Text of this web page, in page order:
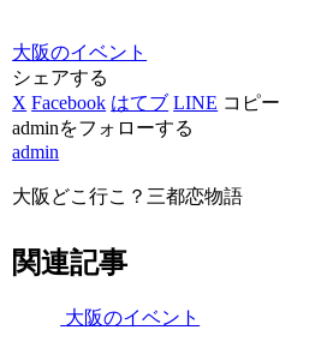
大阪のイベント
シェアする
X Facebook はてブ LINE コピー
adminをフォローする
admin
大阪どこ行こ？三都恋物語
関連記事
大阪のイベント